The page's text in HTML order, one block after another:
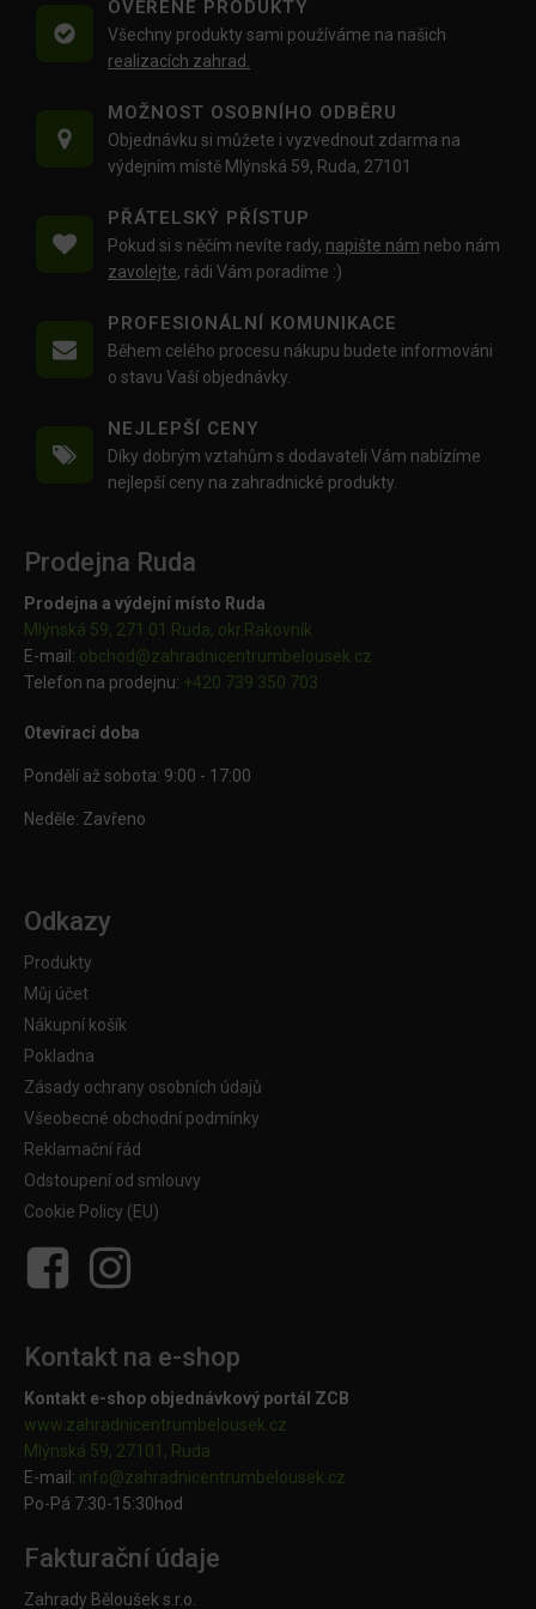
OVĚŘENÉ PRODUKTY
Všechny produkty sami používáme na našich
realizacích zahrad.
MOŽNOST OSOBNÍHO ODBĚRU
Objednávku si můžete i vyzvednout zdarma na
výdejním místě Mlýnská 59, Ruda, 27101
PŘÁTELSKÝ PŘÍSTUP
Pokud si s něčím nevíte rady, napište nám nebo nám
zavolejte, rádi Vám poradíme :)
PROFESIONÁLNÍ KOMUNIKACE
Během celého procesu nákupu budete informováni
o stavu Vaší objednávky.
NEJLEPŠÍ CENY
Díky dobrým vztahům s dodavateli Vám nabízíme
nejlepší ceny na zahradnické produkty.
Prodejna Ruda
Prodejna a výdejní místo Ruda
Mlýnská 59, 271 01 Ruda, okr.Rakovník
E-mail: obchod@zahradnicentrumbelousek.cz
Telefon na prodejnu: +420 739 350 703
Otevírací doba
Pondělí až sobota: 9:00 - 17:00
Neděle: Zavřeno
Odkazy
Produkty
Můj účet
Nákupní košík
Pokladna
Zásady ochrany osobních údajů
Všeobecné obchodní podmínky
Reklamační řád
Odstoupení od smlouvy
Cookie Policy (EU)
Kontakt na e-shop
Kontakt e-shop objednávkový portál ZCB
www.zahradnicentrumbelousek.cz
Mlýnská 59, 27101, Ruda
E-mail: info@zahradnicentrumbelousek.cz
Po-Pá 7:30-15:30hod
Fakturační údaje
Zahrady Běloušek s.r.o.